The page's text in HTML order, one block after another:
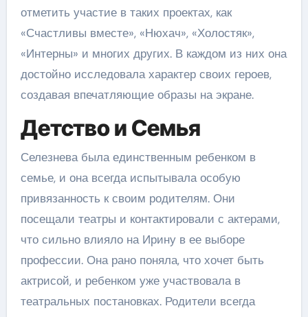
отметить участие в таких проектах, как
«Счастливы вместе», «Нюхач», «Холостяк»,
«Интерны» и многих других. В каждом из них она
достойно исследовала характер своих героев,
создавая впечатляющие образы на экране.
Детство и Семья
Селезнева была единственным ребенком в
семье, и она всегда испытывала особую
привязанность к своим родителям. Они
посещали театры и контактировали с актерами,
что сильно влияло на Ирину в ее выборе
профессии. Она рано поняла, что хочет быть
актрисой, и ребенком уже участвовала в
театральных постановках. Родители всегда